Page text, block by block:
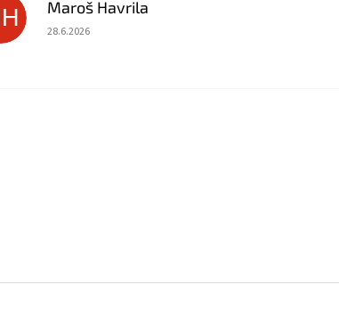
Maroš Havrila
Hodnotenie obchodu je 5 z 5 hviezdičiek.
28.6.2026